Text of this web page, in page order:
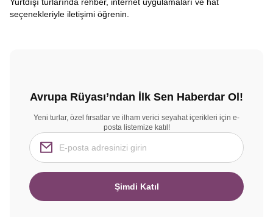
seçenekleriyle iletişimi öğrenin.
Avrupa Rüyası’ndan İlk Sen Haberdar Ol!
Yeni turlar, özel fırsatlar ve ilham verici seyahat içerikleri için e-
posta listemize katıl!
Şimdi Katıl